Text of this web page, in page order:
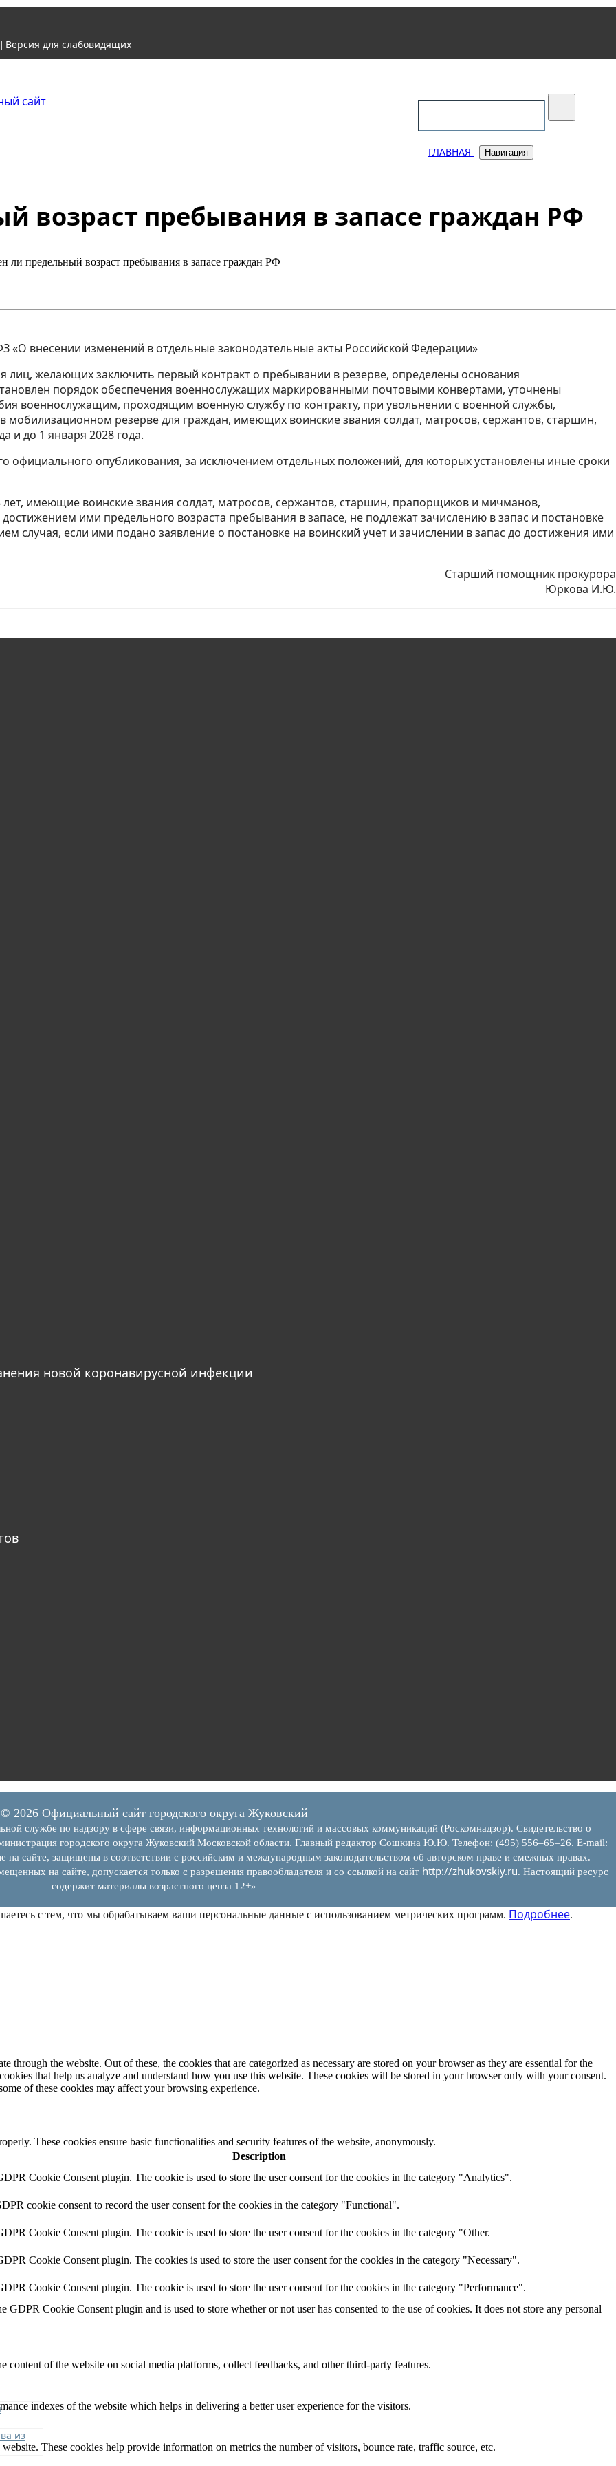
| Версия для слабовидящих
ГЛАВНАЯ Навигация
из
возраст пребывания в запасе граждан РФ
ли предельный возраст пребывания в запасе граждан РФ
«О внесении изменений в отдельные законодательные акты Российской Федерации»
желающих заключить первый контракт о пребывании в резерве, определены основания
порядок обеспечения военнослужащих маркированными почтовыми конвертами, уточнены
военнослужащим, проходящим военную службу по контракту, при увольнении с военной службы,
мобилизационном резерве для граждан, имеющих воинские звания солдат, матросов, сержантов, старшин,
и до 1 января 2028 года.
официального опубликования, за исключением отдельных положений, для которых установлены иные сроки
лет, имеющие воинские звания солдат, матросов, сержантов, старшин, прапорщиков и мичманов,
достижением ими предельного возраста пребывания в запасе, не подлежат зачислению в запас и постановке
случая, если ими подано заявление о постановке на воинский учет и зачислении в запас до достижения ими
Старший помощник прокурора
Юркова И.Ю.
новой коронавирусной инфекции
© 2026 Официальный сайт городского округа Жуковский
службе по надзору в сфере связи, информационных технологий и массовых коммуникаций (Роскомнадзор). Свидетельство о
городского округа Жуковский Московской области. Главный редактор Сошкина Ю.Ю. Телефон: (495) 556–65–26. E‑mail:
на сайте, защищены в соответствии с российским и международным законодательством об авторском праве и смежных правах.
на сайте, допускается только с разрешения правообладателя и со ссылкой на сайт http://zhukovskiy.ru. Настоящий ресурс
содержит материалы возрастного ценза 12+»
с тем, что мы обрабатываем ваши персональные данные с использованием метрических программ. Подробнее.
the website. Out of these, the cookies that are categorized as necessary are stored on your browser as they are essential for the
that help us analyze and understand how you use this website. These cookies will be stored in your browser only with your consent.
of these cookies may affect your browsing experience.
These cookies ensure basic functionalities and security features of the website, anonymously.
Description
Cookie Consent plugin. The cookie is used to store the user consent for the cookies in the category "Analytics".
cookie consent to record the user consent for the cookies in the category "Functional".
Cookie Consent plugin. The cookie is used to store the user consent for the cookies in the category "Other.
Cookie Consent plugin. The cookies is used to store the user consent for the cookies in the category "Necessary".
Cookie Consent plugin. The cookie is used to store the user consent for the cookies in the category "Performance".
GDPR Cookie Consent plugin and is used to store whether or not user has consented to the use of cookies. It does not store any personal
of the website on social media platforms, collect feedbacks, and other third-party features.
indexes of the website which helps in delivering a better user experience for the visitors.
These cookies help provide information on metrics the number of visitors, bounce rate, traffic source, etc.